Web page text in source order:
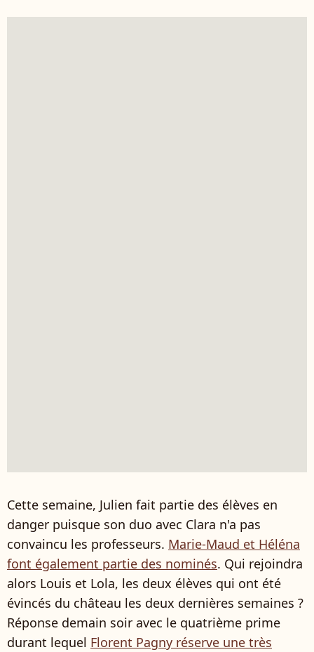
Cette semaine, Julien fait partie des élèves en
danger puisque son duo avec Clara n'a pas
convaincu les professeurs. Marie-Maud et Héléna
font également partie des nominés. Qui rejoindra
alors Louis et Lola, les deux élèves qui ont été
évincés du château les deux dernières semaines ?
Réponse demain soir avec le quatrième prime
durant lequel Florent Pagny réserve une très